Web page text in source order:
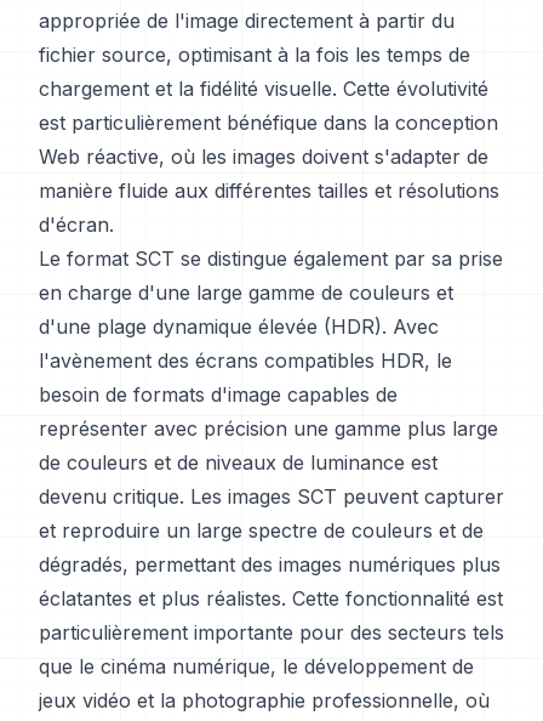
appropriée de l'image directement à partir du
fichier source, optimisant à la fois les temps de
chargement et la fidélité visuelle. Cette évolutivité
est particulièrement bénéfique dans la conception
Web réactive, où les images doivent s'adapter de
manière fluide aux différentes tailles et résolutions
d'écran.
Le format SCT se distingue également par sa prise
en charge d'une large gamme de couleurs et
d'une plage dynamique élevée (HDR). Avec
l'avènement des écrans compatibles HDR, le
besoin de formats d'image capables de
représenter avec précision une gamme plus large
de couleurs et de niveaux de luminance est
devenu critique. Les images SCT peuvent capturer
et reproduire un large spectre de couleurs et de
dégradés, permettant des images numériques plus
éclatantes et plus réalistes. Cette fonctionnalité est
particulièrement importante pour des secteurs tels
que le cinéma numérique, le développement de
jeux vidéo et la photographie professionnelle, où